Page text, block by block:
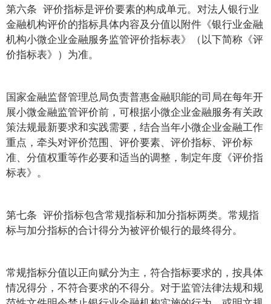
第六条 评价指标是评价要素的构成单元。对法人银行业
金融机构评价的指标具体内容及分值以附件《银行业金融
机构小微企业金融服务监管评价指标表》（以下简称《评
价指标表》）为准。
国家金融监督管理总局负责普惠金融职能的司局在每年开
展小微金融监管评价前，可根据小微企业金融服务有关政
策法规最新要求和实践需要，结合当年小微企业金融工作
重点，牵头对评价范围、评价要素、评价指标、评价标
准、分值权重等作必要和适当的调整，制定年度《评价指
标表》。
第七条 评价指标包含常规指标和加分指标两类。常规指
标与加分指标的合计得分为被评价银行的最终得分。
常规指标分值以正向赋分为主，符合指标要求的，按具体
情况得分，不符合要求的不得分。对于监管法律法规和规